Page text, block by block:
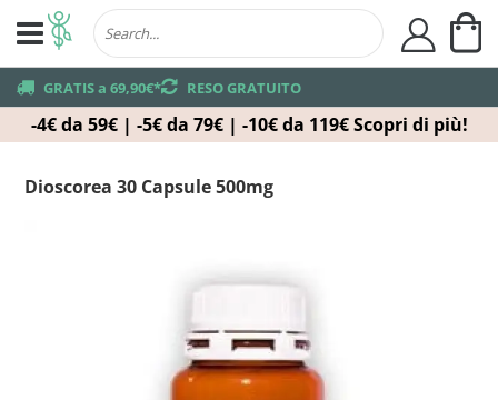
-4€ da 59€ | -5€ da 79€ | -10€ da 119€ Scopri di più!
truck GRATIS a 69,90€*returns RESO GRATUITO
user
Dioscorea 30 Capsule 500mg